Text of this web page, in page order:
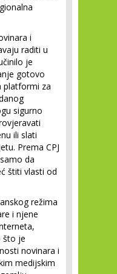
i
raditi u
je
gotovo
platformi za
sigurno
ili slati
Prema CPJ
da
štiti vlasti od
režima
i njene
što je
novinara i
medijskim